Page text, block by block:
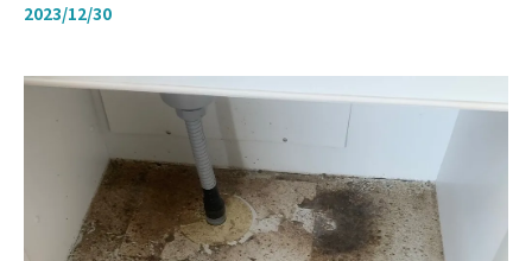
2023/12/30